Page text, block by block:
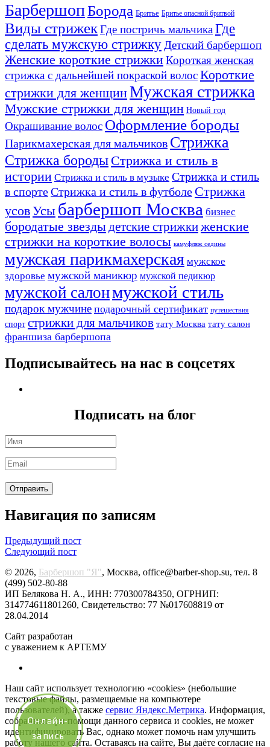
БарбершопБорода Бритье Бритье опасной бритвой
Виды стрижекГде постричь мальчикаГде
сделать мужскую стрижкуДетский барбершоп
Женские короткие стрижкиКороткая женская
стрижка с дальнейшей покраской волосКороткие
стрижки для женщинМужская стрижка
Мужские стрижки для женщин Новый год
Окрашивание волос Оформление бороды
Парикмахерская для мальчиков Стрижка
Стрижка бороды Стрижка и стиль в
истории Стрижка и стиль в музыке Стрижка и стиль
в спортеСтрижка и стиль в футболе Стрижка
усовУсы барбершоп Москва бизнес
бородатые звездыдетские стрижкиженские
стрижки на короткие волосы камуфляж седины
мужская парикмахерская мужское
здоровье мужской маникюр мужской педикюр
мужской салонмужской стиль
подарок мужчине подарочный сертификат путешествия
спорт стрижки для мальчиков тату Москва тату салон
франшиза барбершопа
Подписывайтесь на нас в соцсетях
Подписать на блог
Навигация по записям
Предыдущий пост
Следующий пост
© 2026, Барбершоп "Я", Москва, office@barber-shop.su, тел. 8
(499) 502-80-88
ИП Белякова Н. А., ИНН: 770300784350, ОГРНИП:
314774611801260, Свидетельство: 77 №017608819 от
28.04.2014
Сайт разработан
с уважением к АРТЕМУ
Онлайн-
запись
Наш сайт использует технологию «cookies» (небольшие
текстовые файлы, размещаемые на компьютере
пользователей), а также сервис Яндекс.Метрика. Информация,
собранная при помощи данного сервиса и cookies, не может
идентифицировать Вас, однако может помочь нам улучшить
работу нашего сайта. Оставаясь на сайте, Вы даёте согласие на